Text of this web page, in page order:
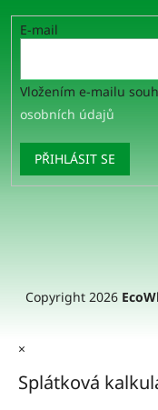
E-mail
Vložením e-mailu
osobních údajů
PŘIHLÁSIT SE
Copyright 2026
×
Splátková